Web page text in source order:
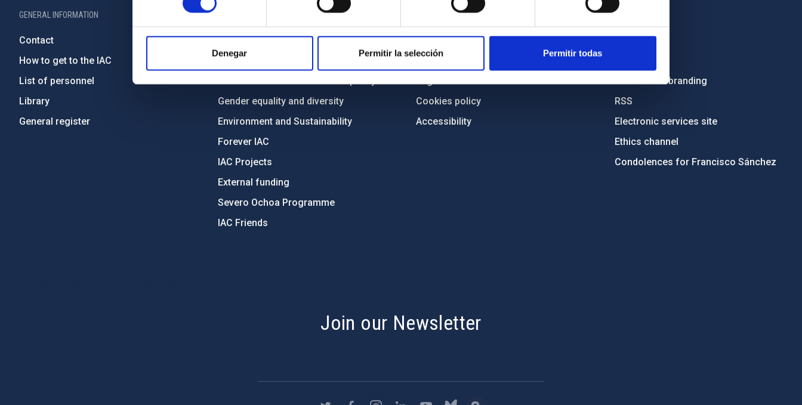
Denegar Permitir la selección Permitir todas
GENERAL INFORMATION
Contact
How to get to the IAC
List of personnel
Library
General register
Legislation
Transparency
Code of ethics and anti-fraud policy
Gender equality and diversity
Environment and Sustainability
Forever IAC
IAC Projects
External funding
Severo Ochoa Programme
IAC Friends
IAC PORTAL
Sitemap
Privacy policy
Legal notice
Cookies policy
Accessibility
OTHER LINKS
Employment
Institutional branding
RSS
Electronic services site
Ethics channel
Condolences for Francisco Sánchez
Join our Newsletter